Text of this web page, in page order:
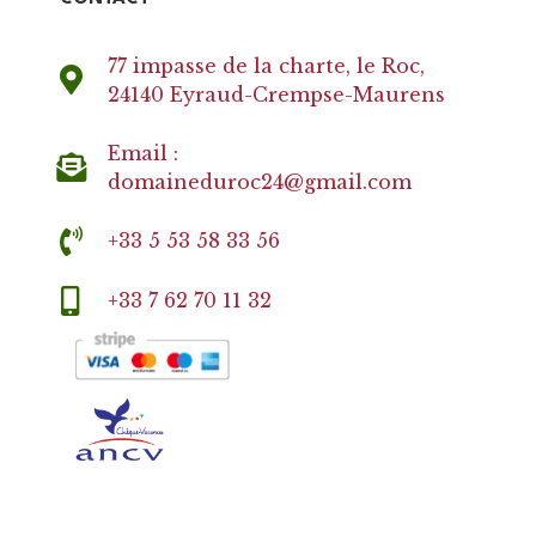
77 impasse de la charte, le Roc,
24140 Eyraud-Crempse-Maurens
Email :
domaineduroc24@gmail.com
+33 5 53 58 33 56
+33 7 62 70 11 32